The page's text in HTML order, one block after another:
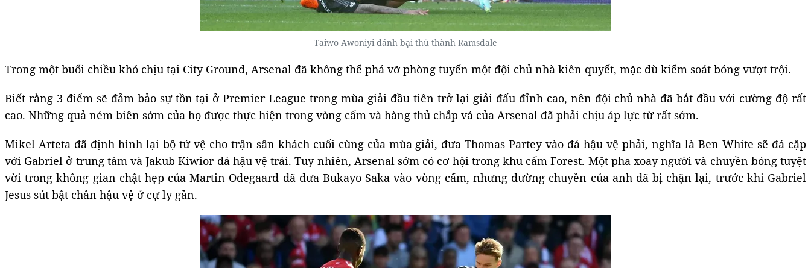
Taiwo Awoniyi đánh bại thủ thành Ramsdale
Trong một buổi chiều khó chịu tại City Ground, Arsenal đã không thể phá vỡ phòng tuyến một đội chủ nhà kiên quyết, mặc dù kiểm soát bóng vượt trội.
Biết rằng 3 điểm sẽ đảm bảo sự tồn tại ở Premier League trong mùa giải đầu tiên trở lại giải đấu đỉnh cao, nên đội chủ nhà đã bắt đầu với cường độ rất
cao. Những quả ném biên sớm của họ được thực hiện trong vòng cấm và hàng thủ chắp vá của Arsenal đã phải chịu áp lực từ rất sớm.
Mikel Arteta đã định hình lại bộ tứ vệ cho trận sân khách cuối cùng của mùa giải, đưa Thomas Partey vào đá hậu vệ phải, nghĩa là Ben White sẽ đá cặp
với Gabriel ở trung tâm và Jakub Kiwior đá hậu vệ trái. Tuy nhiên, Arsenal sớm có cơ hội trong khu cấm Forest. Một pha xoay người và chuyền bóng tuyệt
vời trong không gian chật hẹp của Martin Odegaard đã đưa Bukayo Saka vào vòng cấm, nhưng đường chuyền của anh đã bị chặn lại, trước khi Gabriel
Jesus sút bật chân hậu vệ ở cự ly gần.